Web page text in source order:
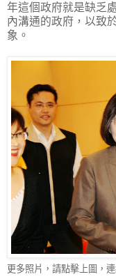
年這個政府就是缺乏
內溝通的政府，以致
象。
更多照片，請點擊上圖，